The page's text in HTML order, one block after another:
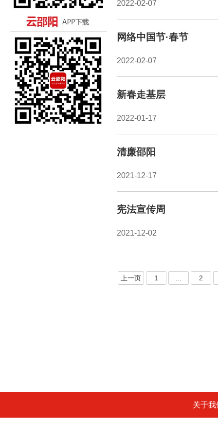
2022-02-07
网络中国节·春节
2022-02-07
新春走基层
2022-01-17
清廉邵阳
2021-12-17
宪法宣传周
2021-12-02
上一页 1 2
关于我